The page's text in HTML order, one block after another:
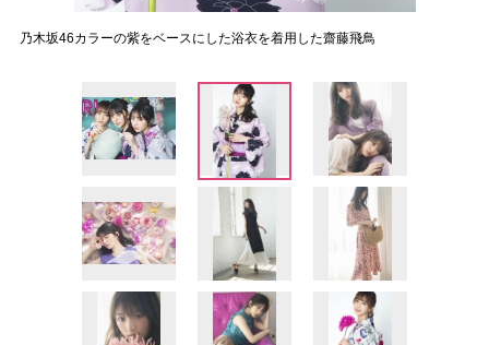
乃木坂46カラーの紫をベースにした浴衣を着用した齋藤飛鳥